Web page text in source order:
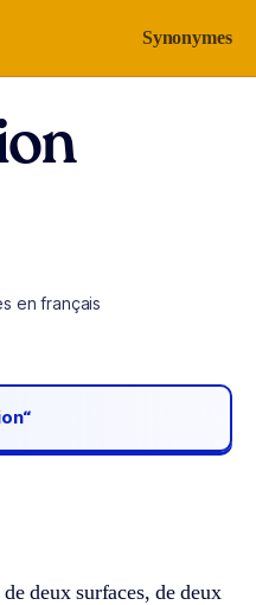
Synonymes
en français
deux surfaces, de deux